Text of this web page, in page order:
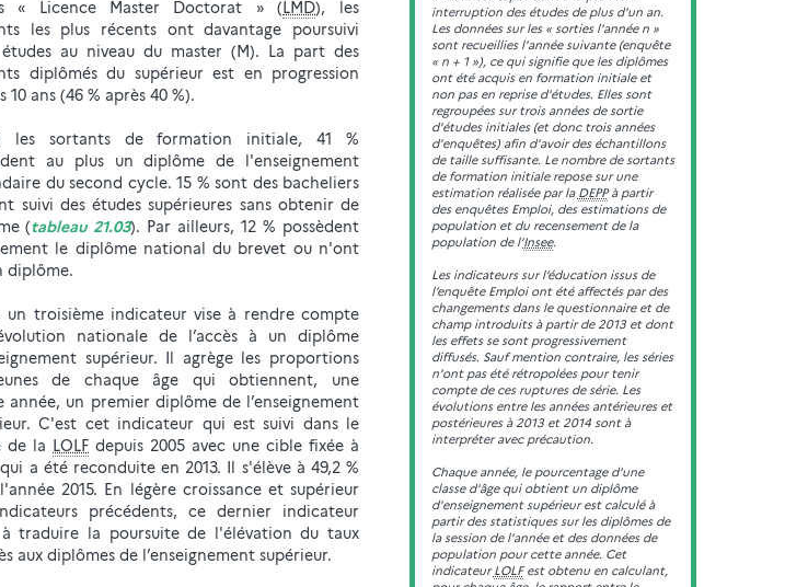
« Licence Master Doctorat » (LMD), les
les plus récents ont davantage poursuivi
au niveau du master (M). La part des
diplômés du supérieur est en progression
10 ans (46 % après 40 %).
les sortants de formation initiale, 41 %
au plus un diplôme de l'enseignement
du second cycle. 15 % sont des bacheliers
suivi des études supérieures sans obtenir de
(tableau 21.03). Par ailleurs, 12 % possèdent
le diplôme national du brevet ou n'ont
diplôme.
un troisième indicateur vise à rendre compte
nationale de l’accès à un diplôme
supérieur. Il agrège les proportions
de chaque âge qui obtiennent, une
année, un premier diplôme de l’enseignement
C'est cet indicateur qui est suivi dans le
de la LOLF depuis 2005 avec une cible fixée à
a été reconduite en 2013. Il s'élève à 49,2 %
2015. En légère croissance et supérieur
précédents, ce dernier indicateur
traduire la poursuite de l'élévation du taux
aux diplômes de l’enseignement supérieur.
interruption des études de plus d'un an.
Les données sur les « sorties l'année n »
sont recueillies l'année suivante (enquête
« n + 1 »), ce qui signifie que les diplômes
ont été acquis en formation initiale et
non pas en reprise d'études. Elles sont
regroupées sur trois années de sortie
d'études initiales (et donc trois années
d'enquêtes) afin d'avoir des échantillons
de taille suffisante. Le nombre de sortants
de formation initiale repose sur une
estimation réalisée par la DEPPà partir
des enquêtes Emploi, des estimations de
population et du recensement de la
population de l’Insee.
Les indicateurs sur l’éducation issus de
l’enquête Emploi ont été affectés par des
changements dans le questionnaire et de
champ introduits à partir de 2013 et dont
les effets se sont progressivement
diffusés. Sauf mention contraire, les séries
n'ont pas été rétropolées pour tenir
compte de ces ruptures de série. Les
évolutions entre les années antérieures et
postérieures à 2013 et 2014 sont à
interpréter avec précaution.
Chaque année, le pourcentage d'une
classe d'âge qui obtient un diplôme
d'enseignement supérieur est calculé à
partir des statistiques sur les diplômes de
la session de l'année et des données de
population pour cette année. Cet
indicateurLOLFest obtenu en calculant,